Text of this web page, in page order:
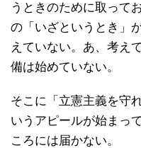
うときのために取って
の「いざというとき」
えていない。あ、考え
備は始めていない。
そこに「立憲主義を守
いうアピールが始まっ
ころには届かない。